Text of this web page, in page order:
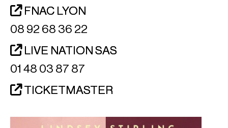
FNAC LYON
08 92 68 36 22
LIVE NATION SAS
01 48 03 87 87
TICKETMASTER